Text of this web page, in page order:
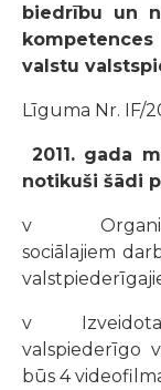
biedrību un
valstu
Līguma Nr. IF/
2011. gada
notikuši šādi
v
sociālajiem
v Izveidotas
valspiederīgo
būs 4